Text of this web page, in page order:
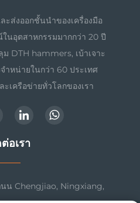
ส่งออกชั้นนำของเครื่องมือ
นอุตสาหกรรมมากกว่า 20 ปี
DTH hammers, เบ้าเจาะ
ำหน่ายในกว่า 60 ประเทศ
เครือข่ายทั่วโลกของเรา
อเรา
น Chengjiao, Ningxiang,